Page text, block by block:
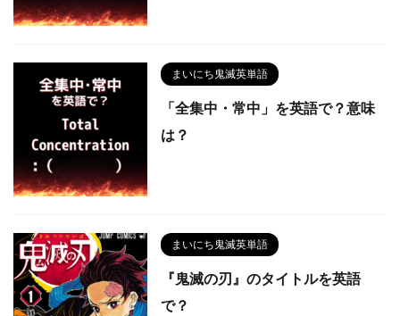
まいにち鬼滅英単語
「全集中・常中」を英語で？意味
は？
まいにち鬼滅英単語
『鬼滅の刃』のタイトルを英語
で？